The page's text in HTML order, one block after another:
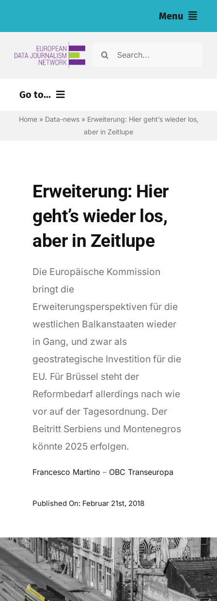
Menu
Search
Go to...
Home» Data-news» Erweiterung: Hier geht’s wieder los,
aber in Zeitlupe
Erweiterung: Hier
geht’s wieder los,
aber in Zeitlupe
Die Europäische Kommission
bringt die
Erweiterungsperspektiven für die
westlichen Balkanstaaten wieder
in Gang, und zwar als
geostrategische Investition für die
EU. Für Brüssel steht der
Reformbedarf allerdings nach wie
vor auf der Tagesordnung. Der
Beitritt Serbiens und Montenegros
könnte 2025 erfolgen.
Francesco Martino – OBC Transeuropa
Published On: Februar 21st, 2018